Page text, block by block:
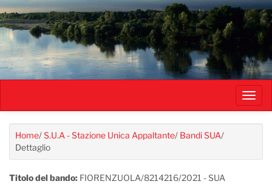
Salta
al
contenuto
principale
Home/S.U.A - Stazione Unica Appaltante/ Bandi SUA/
Dettaglio
Titolo del bando: FIORENZUOLA/8214216/2021 - SUA